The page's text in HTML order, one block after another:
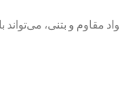
و بتنی،